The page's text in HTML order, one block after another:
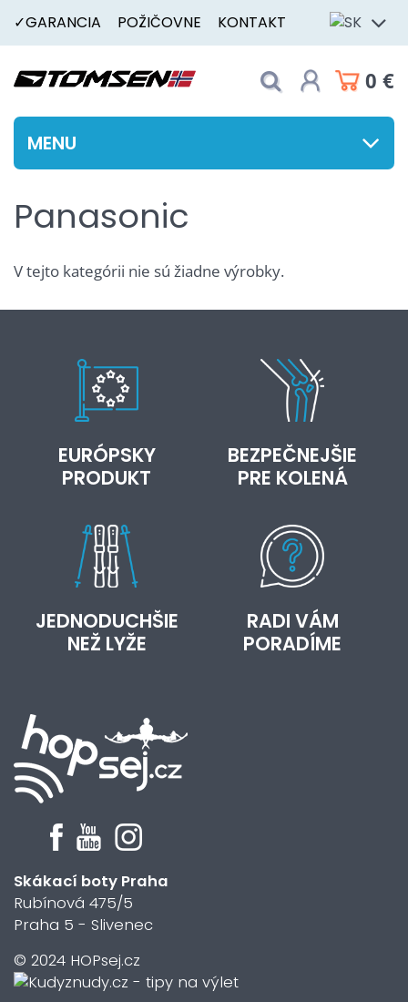
✓GARANCIA POŽIČOVNE KONTAKT
0 €
MENU
Panasonic
V tejto kategórii nie sú žiadne výrobky.
EURÓPSKY
PRODUKT
BEZPEČNEJŠIE
PRE KOLENÁ
JEDNODUCHŠIE
NEŽ LYŽE
RADI VÁM
PORADÍME
Skákací boty Praha
Rubínová 475/5
Praha 5 - Slivenec
© 2024 HOPsej.cz